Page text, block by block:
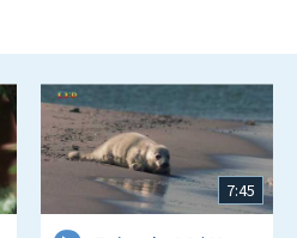
7:45